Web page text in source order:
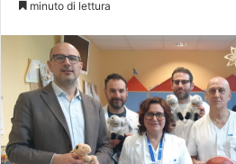
minuto di lettura